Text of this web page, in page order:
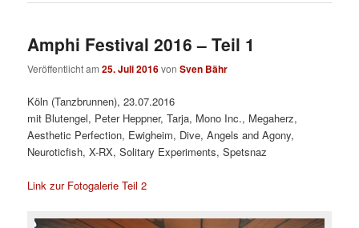
Amphi Festival 2016 – Teil 1
Veröffentlicht am25. Juli 2016vonSven Bähr
Köln (Tanzbrunnen), 23.07.2016
mit Blutengel, Peter Heppner, Tarja, Mono Inc., Megaherz,
Aesthetic Perfection, Ewigheim, Dive, Angels and Agony,
Neuroticfish, X-RX, Solitary Experiments, Spetsnaz
Link zur Fotogalerie Teil 2